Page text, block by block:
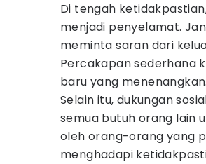
Di tengah
menjadi penyelamat.
meminta saran dari
Percakapan sederhana
baru yang menenangkan.
Selain itu, dukungan
semua butuh orang lain
oleh orang-orang yang
menghadapi